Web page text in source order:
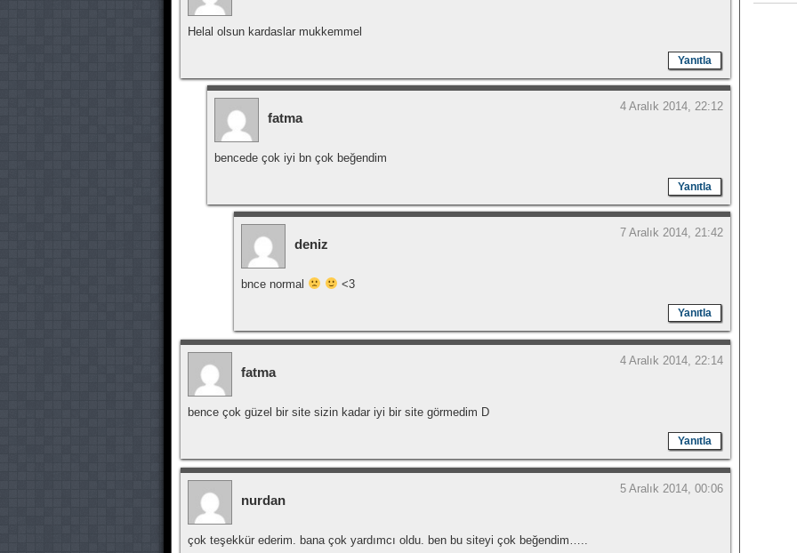
Helal olsun kardaslar mukkemmel
Yanıtla
fatma
4 Aralık 2014, 22:12
bencede çok iyi bn çok beğendim
Yanıtla
deniz
7 Aralık 2014, 21:42
bnce normal <3
Yanıtla
fatma
4 Aralık 2014, 22:14
bence çok güzel bir site sizin kadar iyi bir site görmedim D
Yanıtla
nurdan
5 Aralık 2014, 00:06
çok teşekkür ederim. bana çok yardımcı oldu. ben bu siteyi çok beğendim…..